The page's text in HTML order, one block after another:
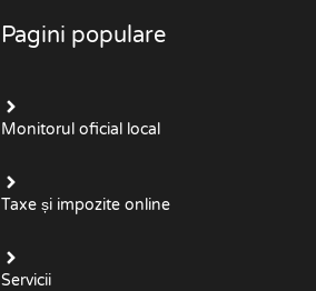
Pagini populare
Monitorul oficial local
Taxe și impozite online
Servicii